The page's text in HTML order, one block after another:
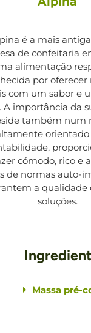
é a mais
de confeitaria
alimentação
por oferecer
com um sabor e
A importância da
também num
orientado
cómodo, rico e
de normas auto-
a qualidade
soluções.
Massa pré-